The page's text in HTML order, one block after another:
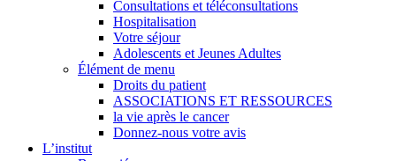
Consultations et téléconsultations
Hospitalisation
Votre séjour
Adolescents et Jeunes Adultes
Élément de menu
Droits du patient
ASSOCIATIONS ET RESSOURCES
la vie après le cancer
Donnez-nous votre avis
L’institut